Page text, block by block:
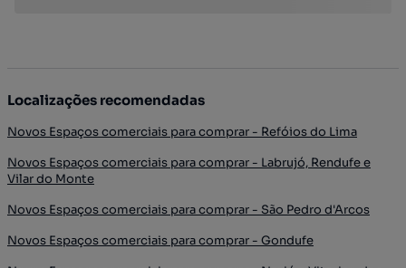
Localizações recomendadas
Novos Espaços comerciais para comprar - Refóios do Lima
Novos Espaços comerciais para comprar - Labrujó, Rendufe e
Vilar do Monte
Novos Espaços comerciais para comprar - São Pedro d'Arcos
Novos Espaços comerciais para comprar - Gondufe